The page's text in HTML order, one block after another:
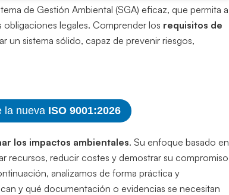
de Gestión Ambiental (SGA) eficaz, que permita a
legales. Comprender los requisitos de
un sistema sólido, capaz de prevenir riesgos,
la nueva ISO 9001:2026
los impactos ambientales. Su enfoque basado en
recursos, reducir costes y demostrar su compromiso
analizamos de forma práctica y
y qué documentación o evidencias se necesitan